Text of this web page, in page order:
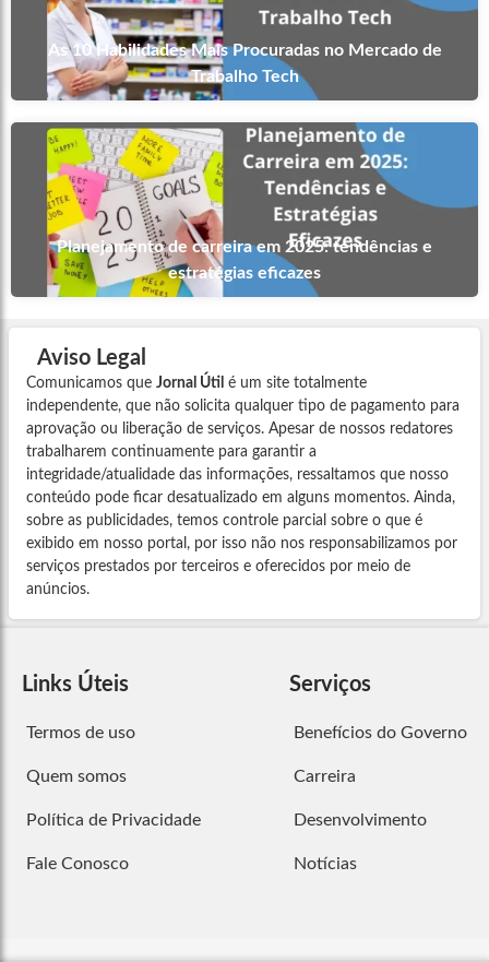
As 10 Habilidades Mais Procuradas no Mercado de
Trabalho Tech
Planejamento de carreira em 2025: tendências e
estratégias eficazes
Aviso Legal
Comunicamos que Jornal Útil é um site totalmente
independente, que não solicita qualquer tipo de pagamento para
aprovação ou liberação de serviços. Apesar de nossos redatores
trabalharem continuamente para garantir a
integridade/atualidade das informações, ressaltamos que nosso
conteúdo pode ficar desatualizado em alguns momentos. Ainda,
sobre as publicidades, temos controle parcial sobre o que é
exibido em nosso portal, por isso não nos responsabilizamos por
serviços prestados por terceiros e oferecidos por meio de
anúncios.
Links Úteis
Termos de uso
Quem somos
Política de Privacidade
Fale Conosco
Serviços
Benefícios do Governo
Carreira
Desenvolvimento
Notícias